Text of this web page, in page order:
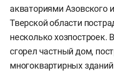
акваториями Азовского
Тверской области
несколько хозпостроек.
сгорел частный дом,
многоквартирных